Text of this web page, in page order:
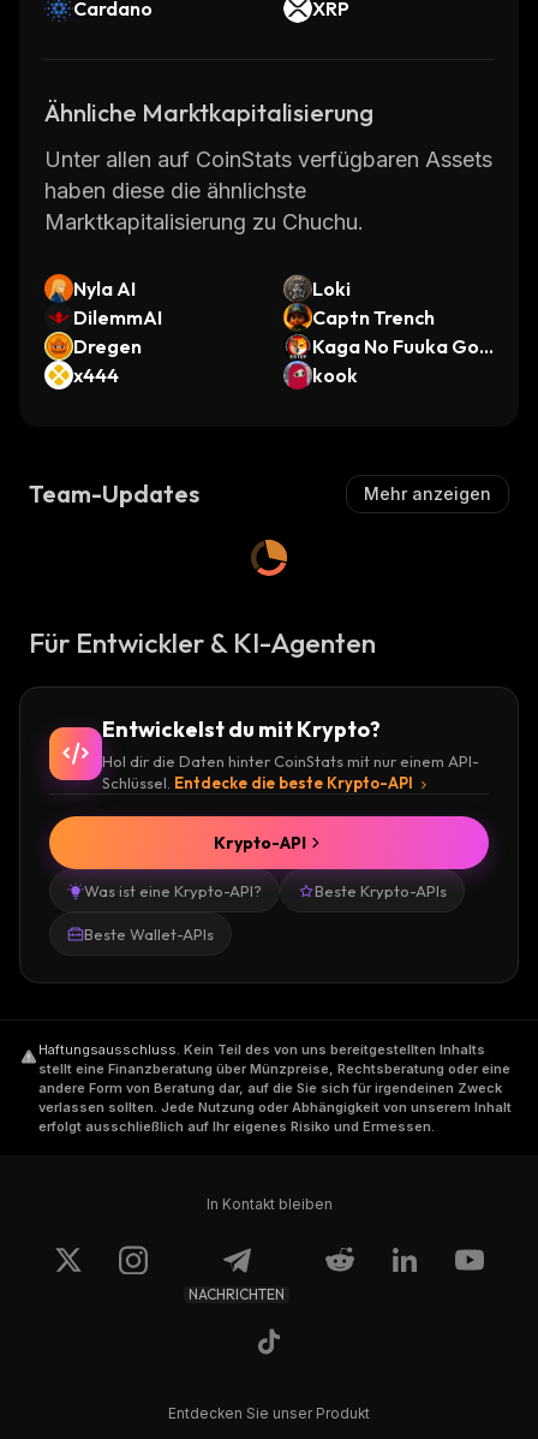
Cardano XRP
Ähnliche Marktkapitalisierung
Unter allen auf CoinStats verfügbaren Assets
haben diese die ähnlichste
Marktkapitalisierung zu Chuchu.
Nyla AI
Loki
DilemmAI
Captn Trench
Dregen
Kaga No Fuuka Go S
apporo Kagasou
x444 kook
Team-Updates Mehr anzeigen
Für Entwickler & KI-Agenten
Entwickelst du mit Krypto?
Hol dir die Daten hinter CoinStats mit nur einem API-
Schlüssel. Entdecke die beste Krypto-API
Was ist eine Krypto-API? Beste Krypto-APIs
Beste Wallet-APIs
Krypto-API
Haftungsausschluss. Kein Teil des von uns bereitgestellten Inhalts
stellt eine Finanzberatung über Münzpreise, Rechtsberatung oder eine
andere Form von Beratung dar, auf die Sie sich für irgendeinen Zweck
verlassen sollten. Jede Nutzung oder Abhängigkeit von unserem Inhalt
erfolgt ausschließlich auf Ihr eigenes Risiko und Ermessen.
In Kontakt bleiben
NACHRICHTEN
Entdecken Sie unser Produkt